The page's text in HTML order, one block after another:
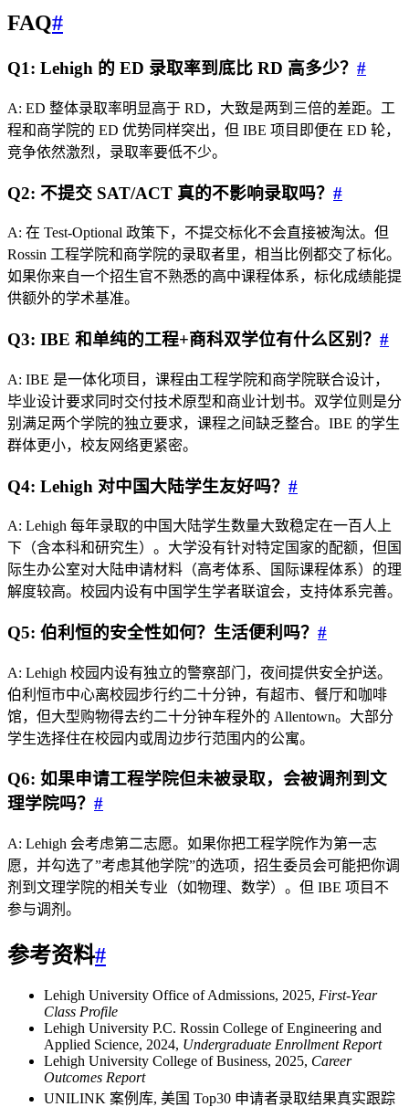
FAQ#
Q1: Lehigh 的 ED 录取率到底比 RD 高多少？ #
A: ED 整体录取率明显高于 RD，大致是两到三倍的差距。工
程和商学院的 ED 优势同样突出，但 IBE 项目即便在 ED 轮，
竞争依然激烈，录取率要低不少。
Q2: 不提交 SAT/ACT 真的不影响录取吗？ #
A: 在 Test-Optional 政策下，不提交标化不会直接被淘汰。但
Rossin 工程学院和商学院的录取者里，相当比例都交了标化。
如果你来自一个招生官不熟悉的高中课程体系，标化成绩能提
供额外的学术基准。
Q3: IBE 和单纯的工程+商科双学位有什么区别？ #
A: IBE 是一体化项目，课程由工程学院和商学院联合设计，
毕业设计要求同时交付技术原型和商业计划书。双学位则是分
别满足两个学院的独立要求，课程之间缺乏整合。IBE 的学生
群体更小，校友网络更紧密。
Q4: Lehigh 对中国大陆学生友好吗？ #
A: Lehigh 每年录取的中国大陆学生数量大致稳定在一百人上
下（含本科和研究生）。大学没有针对特定国家的配额，但国
际生办公室对大陆申请材料（高考体系、国际课程体系）的理
解度较高。校园内设有中国学生学者联谊会，支持体系完善。
Q5: 伯利恒的安全性如何？生活便利吗？ #
A: Lehigh 校园内设有独立的警察部门，夜间提供安全护送。
伯利恒市中心离校园步行约二十分钟，有超市、餐厅和咖啡
馆，但大型购物得去约二十分钟车程外的 Allentown。大部分
学生选择住在校园内或周边步行范围内的公寓。
Q6: 如果申请工程学院但未被录取，会被调剂到文
理学院吗？ #
A: Lehigh 会考虑第二志愿。如果你把工程学院作为第一志
愿，并勾选了”考虑其他学院”的选项，招生委员会可能把你调
剂到文理学院的相关专业（如物理、数学）。但 IBE 项目不
参与调剂。
参考资料#
Lehigh University Office of Admissions, 2025, First-Year
Class Profile
Lehigh University P.C. Rossin College of Engineering and
Applied Science, 2024, Undergraduate Enrollment Report
Lehigh University College of Business, 2025, Career
Outcomes Report
UNILINK 案例库, 美国 Top30 申请者录取结果真实跟踪